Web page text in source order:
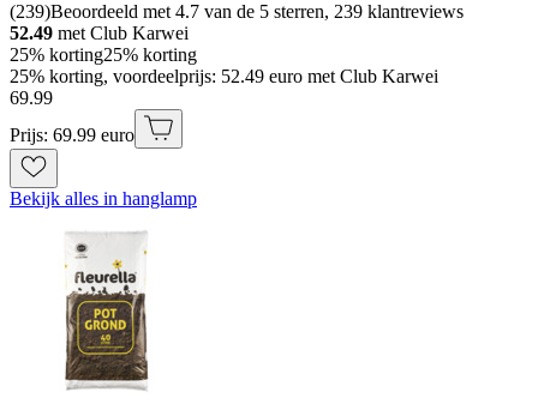
(239)Beoordeeld met 4.7 van de 5 sterren, 239 klantreviews
52.49 met Club Karwei
25% korting25% korting
25% korting, voordeelprijs: 52.49 euro met Club Karwei
69.99
Prijs: 69.99 euro
Bekijk alles in hanglamp